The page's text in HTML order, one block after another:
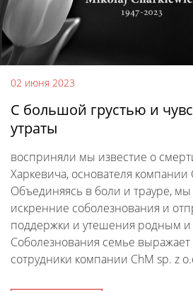
02 июня 2023
С большой грустью и
утраты
восприняли мы известие о
Харкевича, основателя компании
Объединяясь в боли и трауре,
искренние соболезнования и
поддержки и утешения родным и
Соболезнования семье
сотрудники компании ChM sp. z